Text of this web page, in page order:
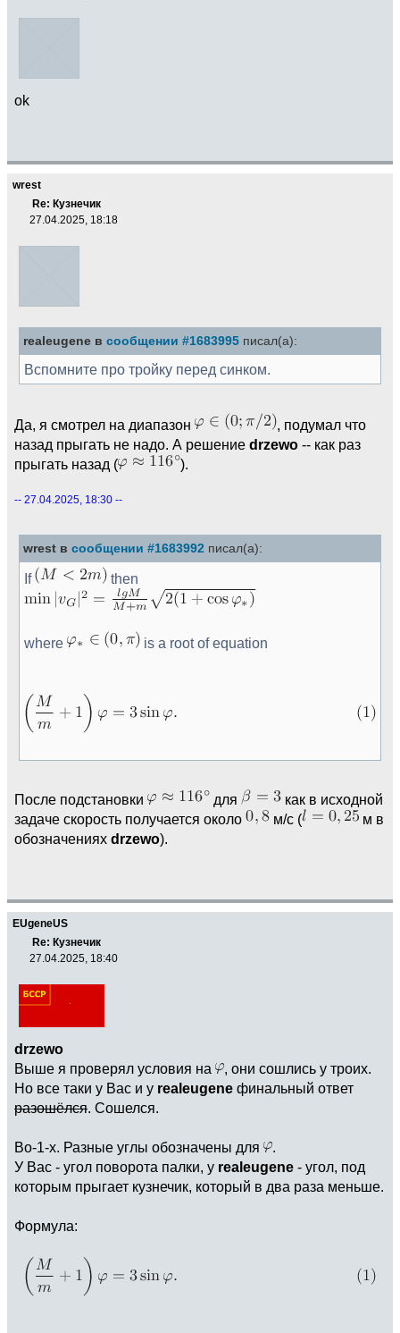
ok
wrest
Re: Кузнечик
27.04.2025, 18:18
realeugene в сообщении #1683995 писал(а):
Вспомните про тройку перед синком.
Да, я смотрел на диапазон
, подумал что
назад прыгать не надо. А решение drzewo -- как раз
прыгать назад (
).
-- 27.04.2025, 18:30 --
wrest в сообщении #1683992 писал(а):
If then
where is a root of equation
После подстановки для
как в исходной
задаче скорость получается около
м/с (
м в
обозначениях drzewo).
EUgeneUS
Re: Кузнечик
27.04.2025, 18:40
drzewo
Выше я проверял условия на
, они сошлись у троих.
Но все таки у Вас и у realeugene финальный ответ
разошёлся . Сошелся.
Во-1-х. Разные углы обозначены для
У Вас - угол поворота палки, у realeugene - угол, под
которым прыгает кузнечик, который в два раза меньше.
Формула: